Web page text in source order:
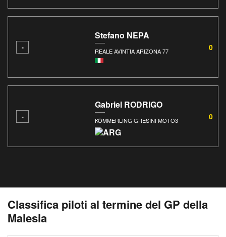
-
Stefano NEPA
REALE AVINTIA ARIZONA 77 0
-
Gabriel RODRIGO
KÖMMERLING GRESINI MOTO3 0
Classifica piloti al termine del GP della
Malesia